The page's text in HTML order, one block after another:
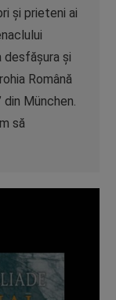
și prieteni ai
desfăşura și
Română
München.
să